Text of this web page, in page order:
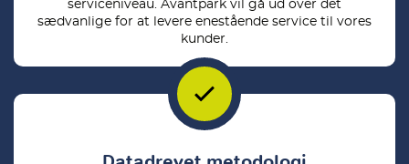
serviceniveau. Avantpark vil gå ud over det
sædvanlige for at levere enestående service til vores
kunder.